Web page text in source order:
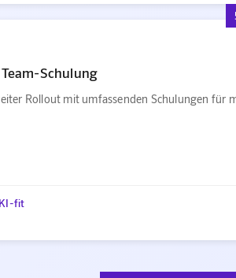
Schulung
Rollout mit umfassenden Schulungen für
fit